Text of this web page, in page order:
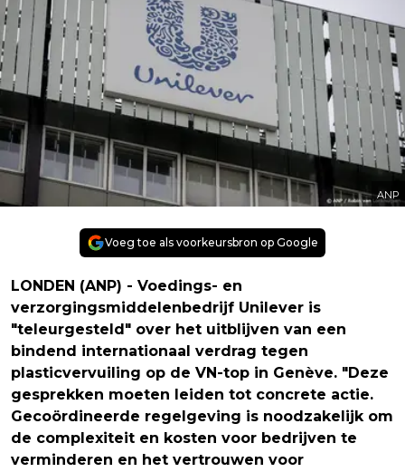
ANP
Voeg toe als voorkeursbron op Google
LONDEN (ANP) - Voedings- en
verzorgingsmiddelenbedrijf Unilever is
"teleurgesteld" over het uitblijven van een
bindend internationaal verdrag tegen
plasticvervuiling op de VN-top in Genève. "Deze
gesprekken moeten leiden tot concrete actie.
Gecoördineerde regelgeving is noodzakelijk om
de complexiteit en kosten voor bedrijven te
verminderen en het vertrouwen voor